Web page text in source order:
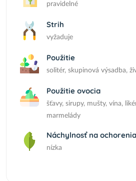
pravidelné
Strih
vyžaduje
Použitie
solitér, skupinová výsadba,
Použitie ovocia
šťavy, sirupy, mušty, vína,
marmelády
Náchylnosť na ochorenia
nízka